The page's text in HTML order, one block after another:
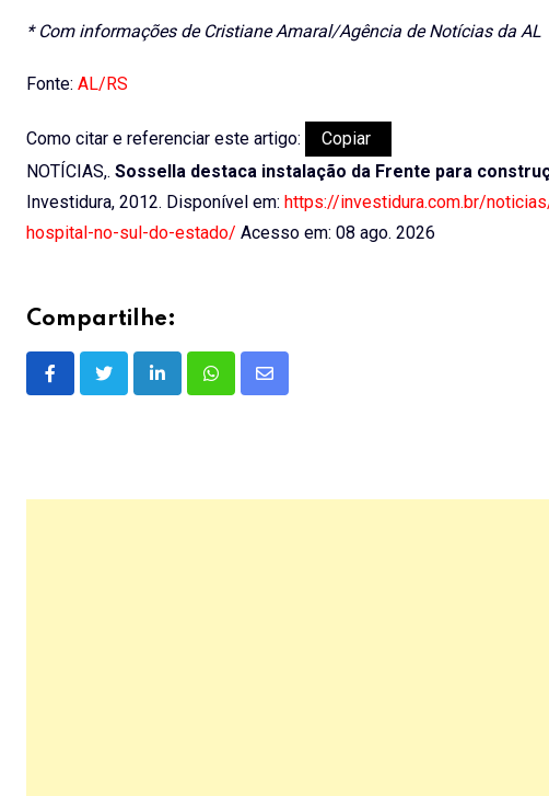
* Com informações de Cristiane Amaral/Agência de Notícias da AL
Fonte: AL/RS
Como citar e referenciar este artigo:
Copiar
NOTÍCIAS,. Sossella destaca instalação da Frente para
Investidura, 2012. Disponível em: https://investidura.com.br/
hospital-no-sul-do-estado/ Acesso em: 08 ago. 2026
Compartilhe:
LinkedInWhatsappShare